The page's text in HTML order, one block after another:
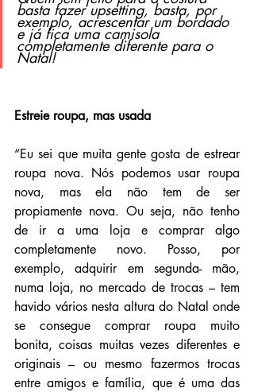
basta fazer upsetting, basta, por
exemplo, acrescentar um bordado
e já fica uma camisola
completamente diferente para o
Natal!
Estreie roupa, mas usada
“Eu sei que muita gente gosta de estrear
roupa nova. Nós podemos usar roupa
nova, mas ela não tem de ser
propiamente nova. Ou seja, não tenho
de ir a uma loja e comprar algo
completamente novo. Posso, por
exemplo, adquirir em segunda- mão,
numa loja, no mercado de trocas – tem
havido vários nesta altura do Natal onde
se consegue comprar roupa muito
bonita, coisas muitas vezes diferentes e
originais – ou mesmo fazermos trocas
entre amigos e família, que é uma das